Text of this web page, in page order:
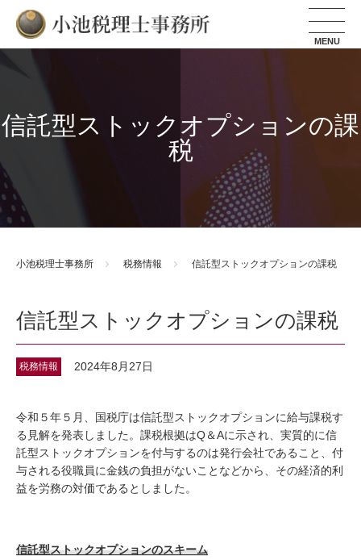
小池税理士事務所
信託型ストックオプションの課
税
小池税理士事務所 税務情報 信託型ストックオプションの課税
信託型ストックオプションの課税
税務情報 2024年8月27日
令和５年５月、国税庁は信託型ストックオプションに給与課税す
る見解を発表しました。課税根拠はQ＆Aに示され、実質的に信
託型ストックオプションを付与するのは発行会社であること、付
与される役職員に金銭の負担がないことなどから、その経済的利
益を労務の対価であるとしました。
信託型ストックオプションのスキーム